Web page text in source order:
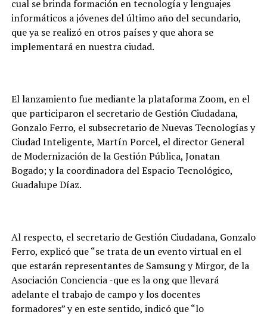
cual se brinda formación en tecnología y lenguajes
informáticos a jóvenes del último año del secundario,
que ya se realizó en otros países y que ahora se
implementará en nuestra ciudad.
El lanzamiento fue mediante la plataforma Zoom, en el
que participaron el secretario de Gestión Ciudadana,
Gonzalo Ferro, el subsecretario de Nuevas Tecnologías y
Ciudad Inteligente, Martín Porcel, el director General
de Modernización de la Gestión Pública, Jonatan
Bogado; y la coordinadora del Espacio Tecnológico,
Guadalupe Díaz.
Al respecto, el secretario de Gestión Ciudadana, Gonzalo
Ferro, explicó que “se trata de un evento virtual en el
que estarán representantes de Samsung y Mirgor, de la
Asociación Conciencia -que es la ong que llevará
adelante el trabajo de campo y los docentes
formadores” y en este sentido, indicó que “lo